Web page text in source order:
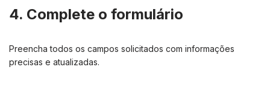
4. Complete o formulário
Preencha todos os campos solicitados com informações
precisas e atualizadas.